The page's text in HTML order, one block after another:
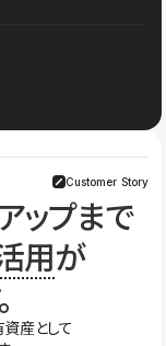
Customer Story
ップまで
用が
産として